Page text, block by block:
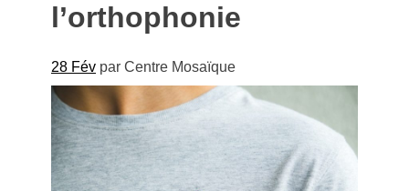
l’orthophonie
28 Fév par Centre Mosaïque